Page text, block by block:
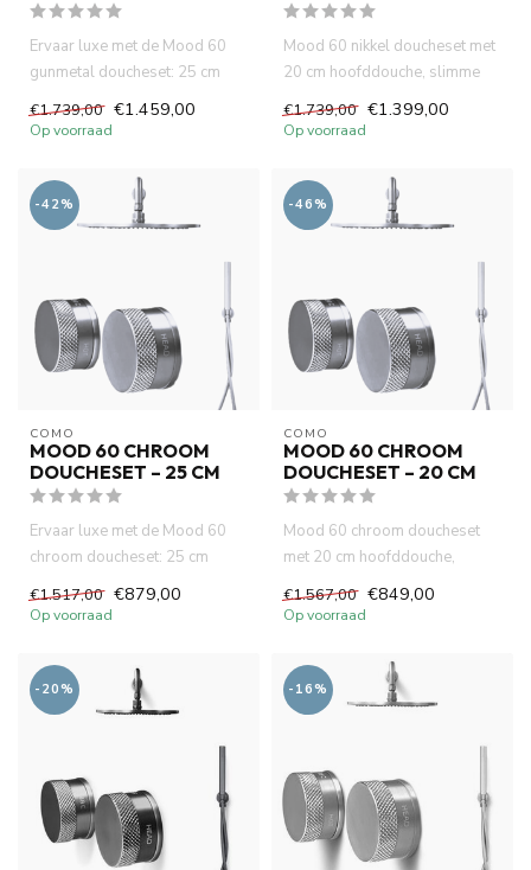
Ervaar luxe met de Mood 60
gunmetal doucheset: 25 cm
hoofddouche, slimme
thermos...
€1.739,00 €1.459,00
Op voorraad
Mood 60 nikkel doucheset met
20 cm hoofddouche, slimme
thermostaatkraan en muurm...
€1.739,00 €1.399,00
Op voorraad
-42%
COMO
MOOD 60 CHROOM
DOUCHESET – 25 CM
Ervaar luxe met de Mood 60
chroom doucheset: 25 cm
hoofddouche, slimme
thermosta...
€1.517,00 €879,00
Op voorraad
-46%
COMO
MOOD 60 CHROOM
DOUCHESET – 20 CM
Mood 60 chroom doucheset
met 20 cm hoofddouche,
slimme thermostaatkraan en
muurm...
€1.567,00 €849,00
Op voorraad
-20% -16%